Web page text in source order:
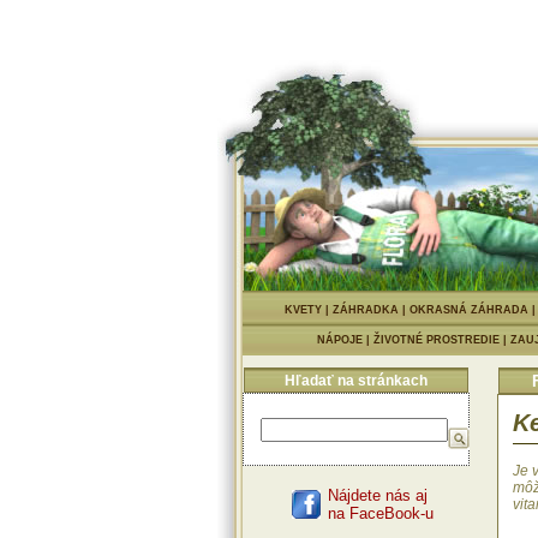
KVETY ZÁHRADKA OKRASNÁ ZÁHRADA
NÁPOJE ŽIVOTNÉ PROSTREDIE
Hľadať na stránkach
Nájdete nás aj
na FaceBook-u
Je